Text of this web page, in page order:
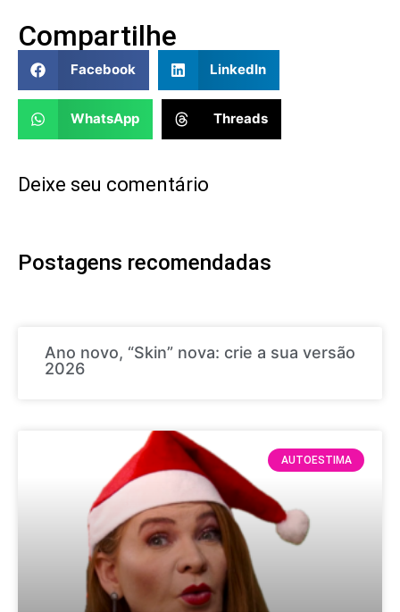
Compartilhe
Facebook LinkedIn
WhatsApp Threads
Deixe seu comentário
Postagens recomendadas
Ano novo, “Skin” nova: crie a sua versão
2026
AUTOESTIMA